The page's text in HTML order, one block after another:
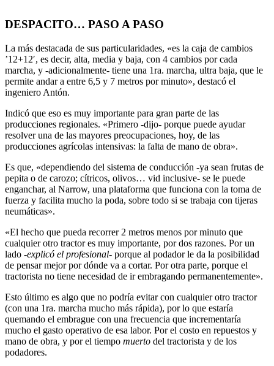
DESPACITO… PASO A PASO
La más destacada de sus particularidades, «es la caja de cambios
’12+12′, es decir, alta, media y baja, con 4 cambios por cada
marcha, y -adicionalmente- tiene una 1ra. marcha, ultra baja, que le
permite andar a entre 6,5 y 7 metros por minuto», destacó el
ingeniero Antón.
Indicó que eso es muy importante para gran parte de las
producciones regionales. «Primero -dijo- porque puede ayudar
resolver una de las mayores preocupaciones, hoy, de las
producciones agrícolas intensivas: la falta de mano de obra».
Es que, «dependiendo del sistema de conducción -ya sean frutas de
pepita o de carozo; cítricos, olivos… vid inclusive- se le puede
enganchar, al Narrow, una plataforma que funciona con la toma de
fuerza y facilita mucho la poda, sobre todo si se trabaja con tijeras
neumáticas».
«El hecho que pueda recorrer 2 metros menos por minuto que
cualquier otro tractor es muy importante, por dos razones. Por un
lado -explicó el profesional- porque al podador le da la posibilidad
de pensar mejor por dónde va a cortar. Por otra parte, porque el
tractorista no tiene necesidad de ir embragando permanentemente».
Esto último es algo que no podría evitar con cualquier otro tractor
(con una 1ra. marcha mucho más rápida), por lo que estaría
quemando el embrague con una frecuencia que incrementaría
mucho el gasto operativo de esa labor. Por el costo en repuestos y
mano de obra, y por el tiempo muerto del tractorista y de los
podadores.